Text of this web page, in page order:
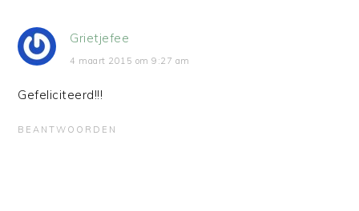
Grietjefee
4 maart 2015 om 9:27 am
Gefeliciteerd!!!
BEANTWOORDEN